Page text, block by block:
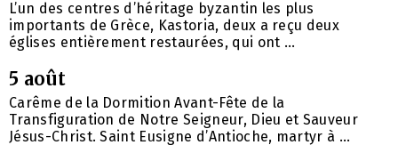
L’un des centres d’héritage byzantin les plus
importants de Grèce, Kastoria, deux a reçu deux
églises entièrement restaurées, qui ont ...
5 août
Carême de la Dormition Avant-Fête de la
Transfiguration de Notre Seigneur, Dieu et Sauveur
Jésus-Christ. Saint Eusigne d’Antioche, martyr à ...